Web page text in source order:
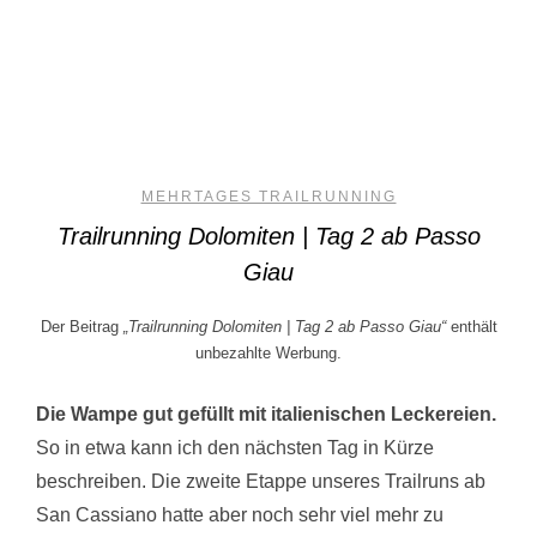
MEHRTAGES TRAILRUNNING
Trailrunning Dolomiten | Tag 2 ab Passo
Giau
Der Beitrag „Trailrunning Dolomiten | Tag 2 ab Passo Giau“enthält
unbezahlte Werbung.
Die Wampe gut gefüllt mit italienischen Leckereien.
So in etwa kann ich den nächsten Tag in Kürze
beschreiben. Die zweite Etappe unseres Trailruns ab
San Cassiano hatte aber noch sehr viel mehr zu